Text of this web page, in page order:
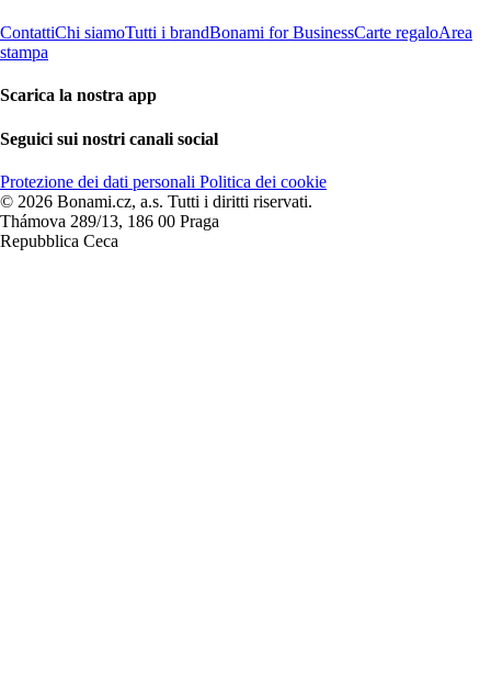
ContattiChi siamoTutti i brandBonami for BusinessCarte regaloArea
stampa
Scarica la nostra app
Seguici sui nostri canali social
Protezione dei dati personali Politica dei cookie
© 2026 Bonami.cz, a.s. Tutti i diritti riservati.
Thámova 289/13, 186 00 Praga
Repubblica Ceca